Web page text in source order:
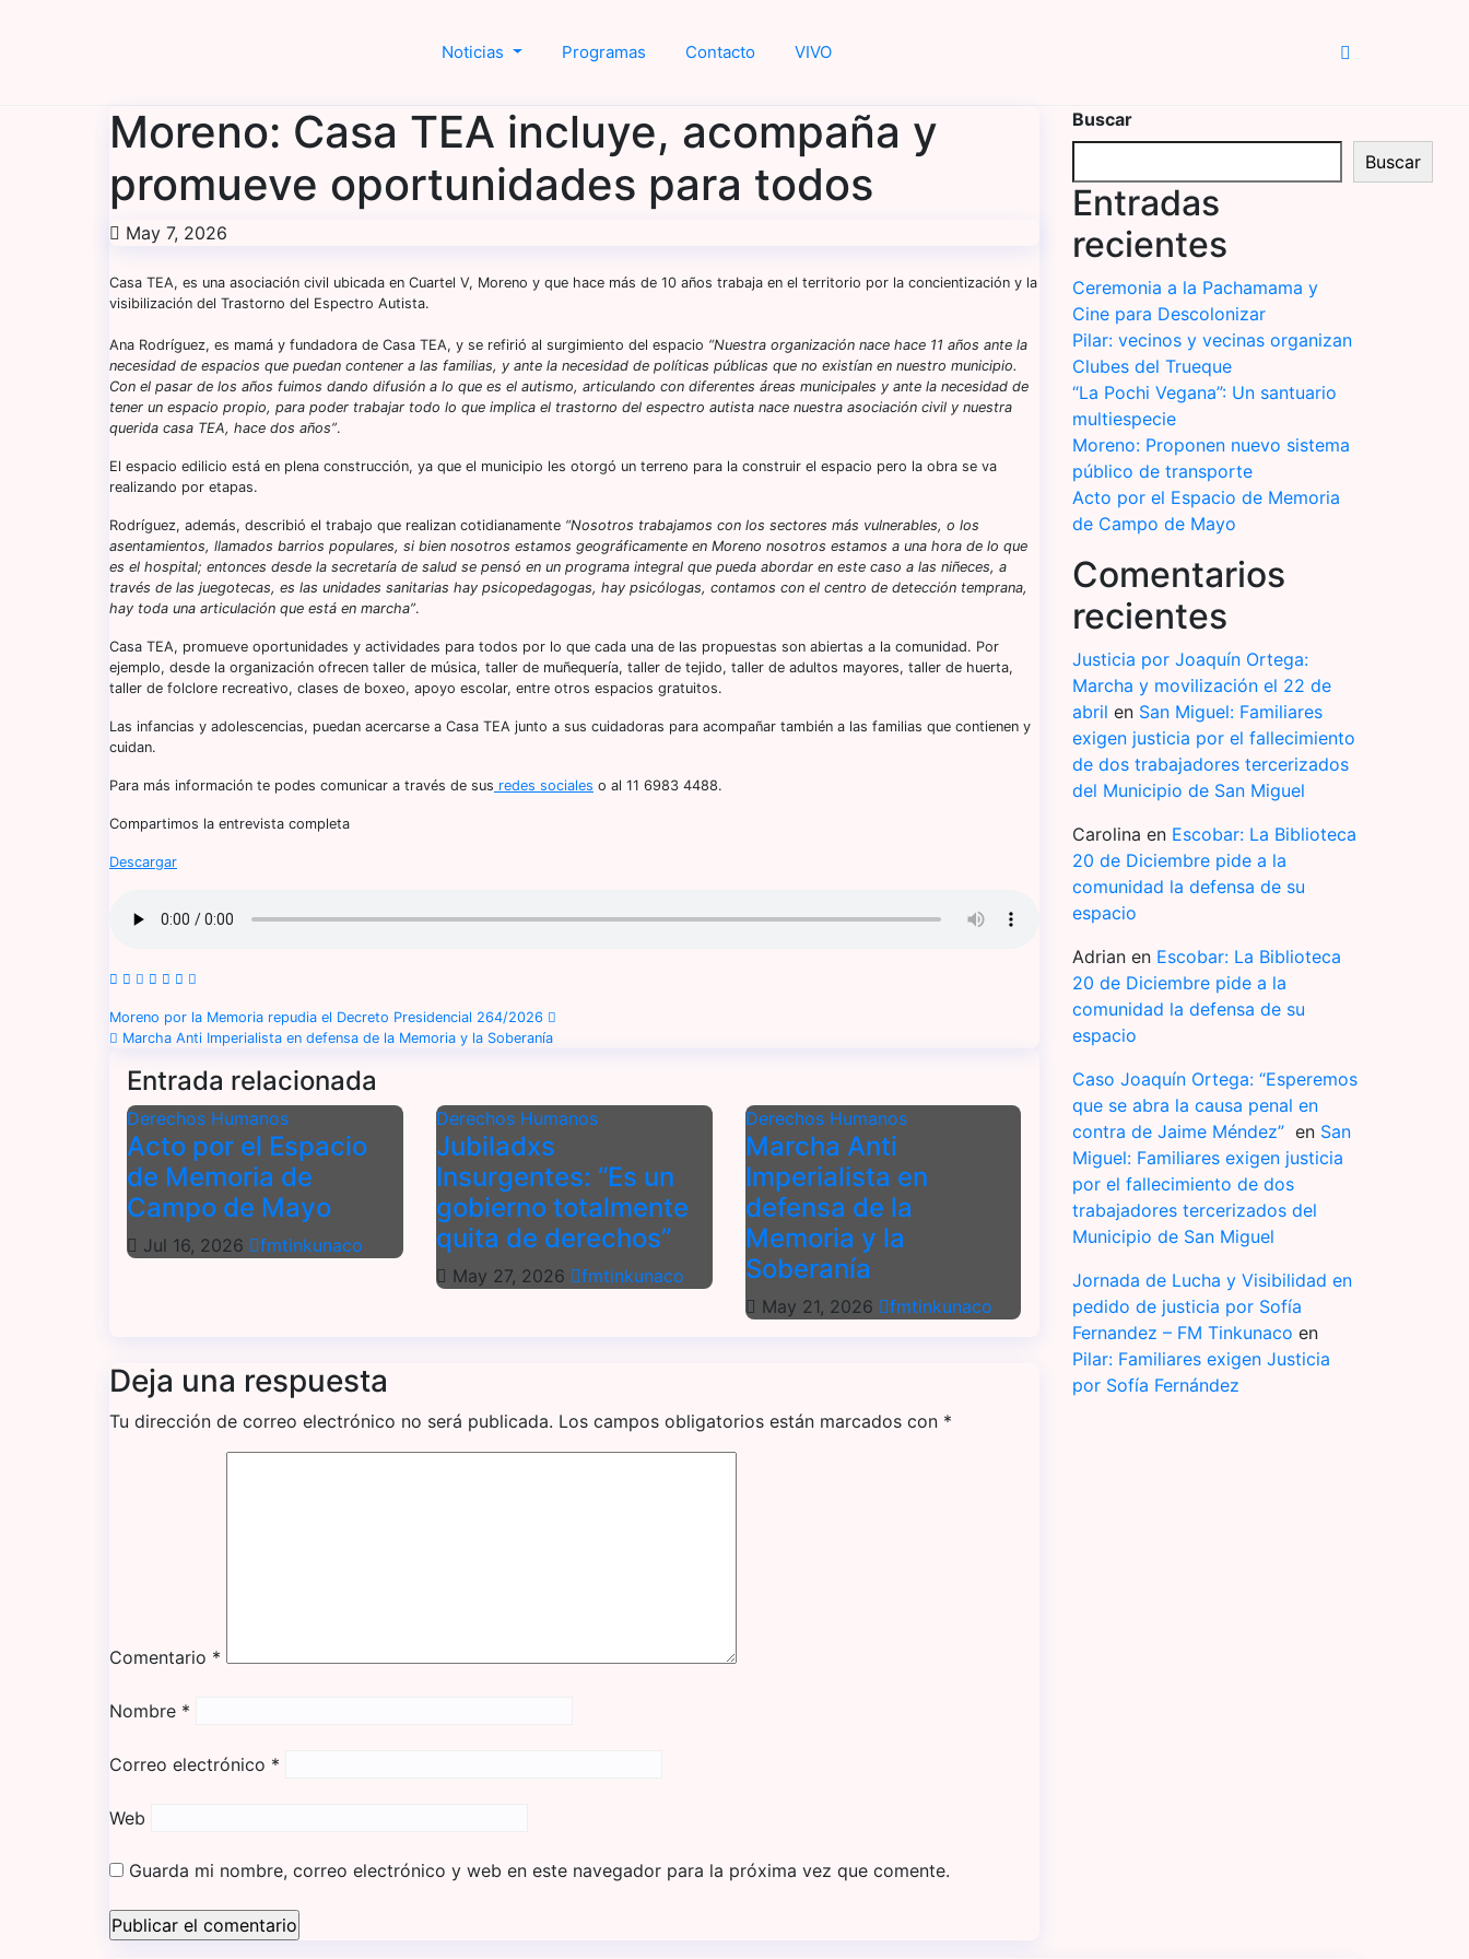
Noticias Programas Contacto VIVO
Moreno: Casa TEA incluye, acompaña y
promueve oportunidades para todos
May 7, 2026
Casa TEA, es una asociación civil ubicada en Cuartel V, Moreno y que hace más de 10 años trabaja en el territorio por la concientización y la
visibilización del Trastorno del Espectro Autista.
Ana Rodríguez, es mamá y fundadora de Casa TEA, y se refirió al surgimiento del espacio “Nuestra organización nace hace 11 años ante la
necesidad de espacios que puedan contener a las familias, y ante la necesidad de políticas públicas que no existían en nuestro municipio.
Con el pasar de los años fuimos dando difusión a lo que es el autismo, articulando con diferentes áreas municipales y ante la necesidad de
tener un espacio propio, para poder trabajar todo lo que implica el trastorno del espectro autista nace nuestra asociación civil y nuestra
querida casa TEA, hace dos años”.
El espacio edilicio está en plena construcción, ya que el municipio les otorgó un terreno para la construir el espacio pero la obra se va
realizando por etapas.
Rodríguez, además, describió el trabajo que realizan cotidianamente “Nosotros trabajamos con los sectores más vulnerables, o los
asentamientos, llamados barrios populares, si bien nosotros estamos geográficamente en Moreno nosotros estamos a una hora de lo que
es el hospital; entonces desde la secretaría de salud se pensó en un programa integral que pueda abordar en este caso a las niñeces, a
través de las juegotecas, es las unidades sanitarias hay psicopedagogas, hay psicólogas, contamos con el centro de detección temprana,
hay toda una articulación que está en marcha”.
Casa TEA, promueve oportunidades y actividades para todos por lo que cada una de las propuestas son abiertas a la comunidad. Por
ejemplo, desde la organización ofrecen taller de música, taller de muñequería, taller de tejido, taller de adultos mayores, taller de huerta,
taller de folclore recreativo, clases de boxeo, apoyo escolar, entre otros espacios gratuitos.
Las infancias y adolescencias, puedan acercarse a Casa TEA junto a sus cuidadoras para acompañar también a las familias que contienen y
cuidan.
Para más información te podes comunicar a través de sus redes sociales o al 11 6983 4488.
Compartimos la entrevista completa
Descargar
N
v
e
g
ó
n
d
r
d
a
s
Moreno por la Memoria repudia el Decreto Presidencial 264/2026
Marcha Anti Imperialista en defensa de la Memoria y la Soberanía
Entrada relacionada
Derechos Humanos
Acto por el Espacio
de Memoria de
Campo de Mayo
Jul 16, 2026 fmtinkunaco
Derechos Humanos
Jubiladxs
Insurgentes: “Es un
gobierno totalmente
quita de derechos”
May 27, 2026 fmtinkunaco
Derechos Humanos
Marcha Anti
Imperialista en
defensa de la
Memoria y la
Soberanía
May 21, 2026 fmtinkunaco
Deja una respuesta
Tu dirección de correo electrónico no será publicada. Los campos obligatorios están marcados con *
Comentario *
Nombre *
Correo electrónico *
Web
Guarda mi nombre, correo electrónico y web en este navegador para la próxima vez que comente.
Buscar
Buscar
Entradas
recientes
Ceremonia a la Pachamama y
Cine para Descolonizar
Pilar: vecinos y vecinas organizan
Clubes del Trueque
“La Pochi Vegana”: Un santuario
multiespecie
Moreno: Proponen nuevo sistema
público de transporte
Acto por el Espacio de Memoria
de Campo de Mayo
Comentarios
recientes
Justicia por Joaquín Ortega:
Marcha y movilización el 22 de
abril en San Miguel: Familiares
exigen justicia por el fallecimiento
de dos trabajadores tercerizados
del Municipio de San Miguel
Carolina en Escobar: La Biblioteca
20 de Diciembre pide a la
comunidad la defensa de su
espacio
Adrianen Escobar: La Biblioteca
20 de Diciembre pide a la
comunidad la defensa de su
espacio
Caso Joaquín Ortega: “Esperemos
que se abra la causa penal en
contra de Jaime Méndez” en San
Miguel: Familiares exigen justicia
por el fallecimiento de dos
trabajadores tercerizados del
Municipio de San Miguel
Jornada de Lucha y Visibilidad en
pedido de justicia por Sofía
Fernandez – FM Tinkunaco en
Pilar: Familiares exigen Justicia
por Sofía Fernández